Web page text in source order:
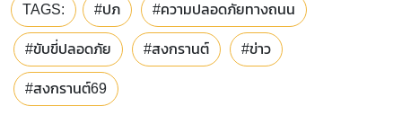
TAGS: #ปภ #ความปลอดภัยทางถนน
#ขับขี่ปลอดภัย #สงกรานต์ #ข่าว
#สงกรานต์69